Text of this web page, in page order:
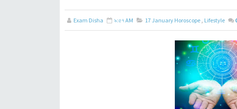
Exam Disha ৯:৫৭ AM 17 January Horoscope , Lifestyle